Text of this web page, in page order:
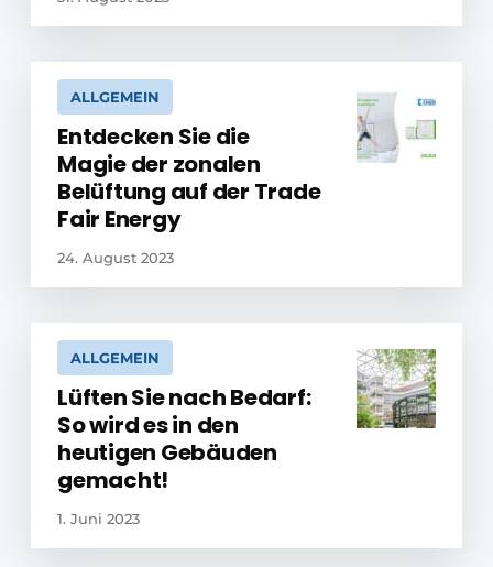
ALLGEMEIN
Entdecken Sie die
Magie der zonalen
Belüftung auf der Trade
Fair Energy
24. August 2023
ALLGEMEIN
Lüften Sie nach Bedarf:
So wird es in den
heutigen Gebäuden
gemacht!
1. Juni 2023